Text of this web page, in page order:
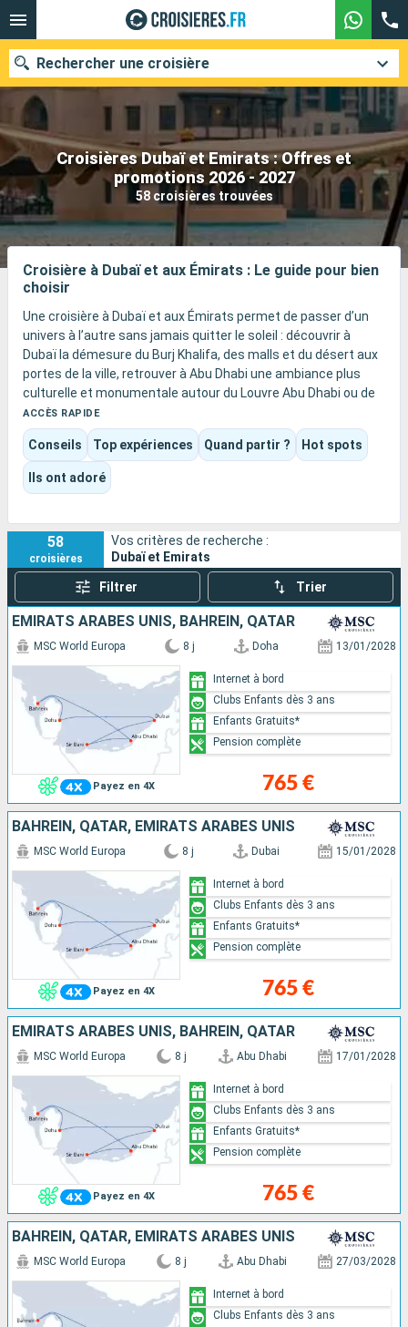
Croisières Dubaï et Emirats : Offres et
promotions 2026 - 2027
58 croisières trouvées
Rechercher une croisière
Nos destinations
Mois de départ
Ports Compagnies
Croisière à Dubaï et aux Émirats : Le guide pour bien
choisir
Une croisière à Dubaï et aux Émirats permet de passer d’un
univers à l’autre sans jamais quitter le soleil : découvrir à
Dubaï la démesure du Burj Khalifa, des malls et du désert aux
portes de la ville, retrouver à Abu Dhabi une ambiance plus
culturelle et monumentale autour du Louvre Abu Dhabi ou de
la grande mosquée Sheikh Zayed, puis prolonger l’expérience
entre plages, îles comme Sir Bani Yas et escales vers Doha,
Mascate ou les fjords de Khasab.
La destination mêle très naturellement modernité
spectaculaire, culture orientale, parenthèses balnéaires et
miser sur le divertissement familial que sur une approche
plus raffinée et immersive.
ACCÈS RAPIDE
Conseils Top expériences Quand partir ? Hot spots
Ils ont adoré
58
croisières
Vos critères de recherche :
Dubaï et Emirats
Filtrer Trier
EMIRATS ARABES UNIS, BAHREIN, QATAR
Payez en 4X
MSC World Europa 8 j Doha 13/01/2028
765 €
Internet à bord
Clubs Enfants dès 3 ans
Enfants Gratuits*
Pension complète
BAHREIN, QATAR, EMIRATS ARABES UNIS
Payez en 4X
MSC World Europa 8 j Dubai 15/01/2028
765 €
Internet à bord
Clubs Enfants dès 3 ans
Enfants Gratuits*
Pension complète
EMIRATS ARABES UNIS, BAHREIN, QATAR
Payez en 4X
MSC World Europa 8 j Abu Dhabi 17/01/2028
765 €
Internet à bord
Clubs Enfants dès 3 ans
Enfants Gratuits*
Pension complète
BAHREIN, QATAR, EMIRATS ARABES UNIS
MSC World Europa 8 j Abu Dhabi 27/03/2028
Internet à bord
Clubs Enfants dès 3 ans